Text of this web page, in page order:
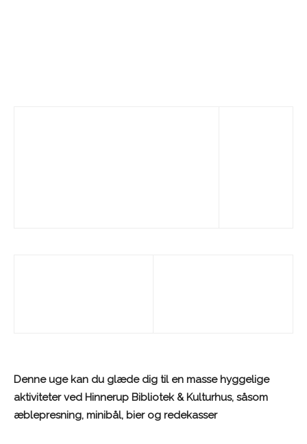
Denne uge kan du glæde dig til en masse hyggelige
aktiviteter ved Hinnerup Bibliotek & Kulturhus, såsom
æblepresning, minibål, bier og redekasser